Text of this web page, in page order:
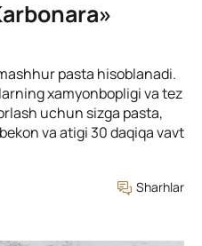
pasta hisoblanadi.
xamyonbopligi va tez
uchun sizga pasta,
va atigi 30 daqiqa vavt
Sharhlar